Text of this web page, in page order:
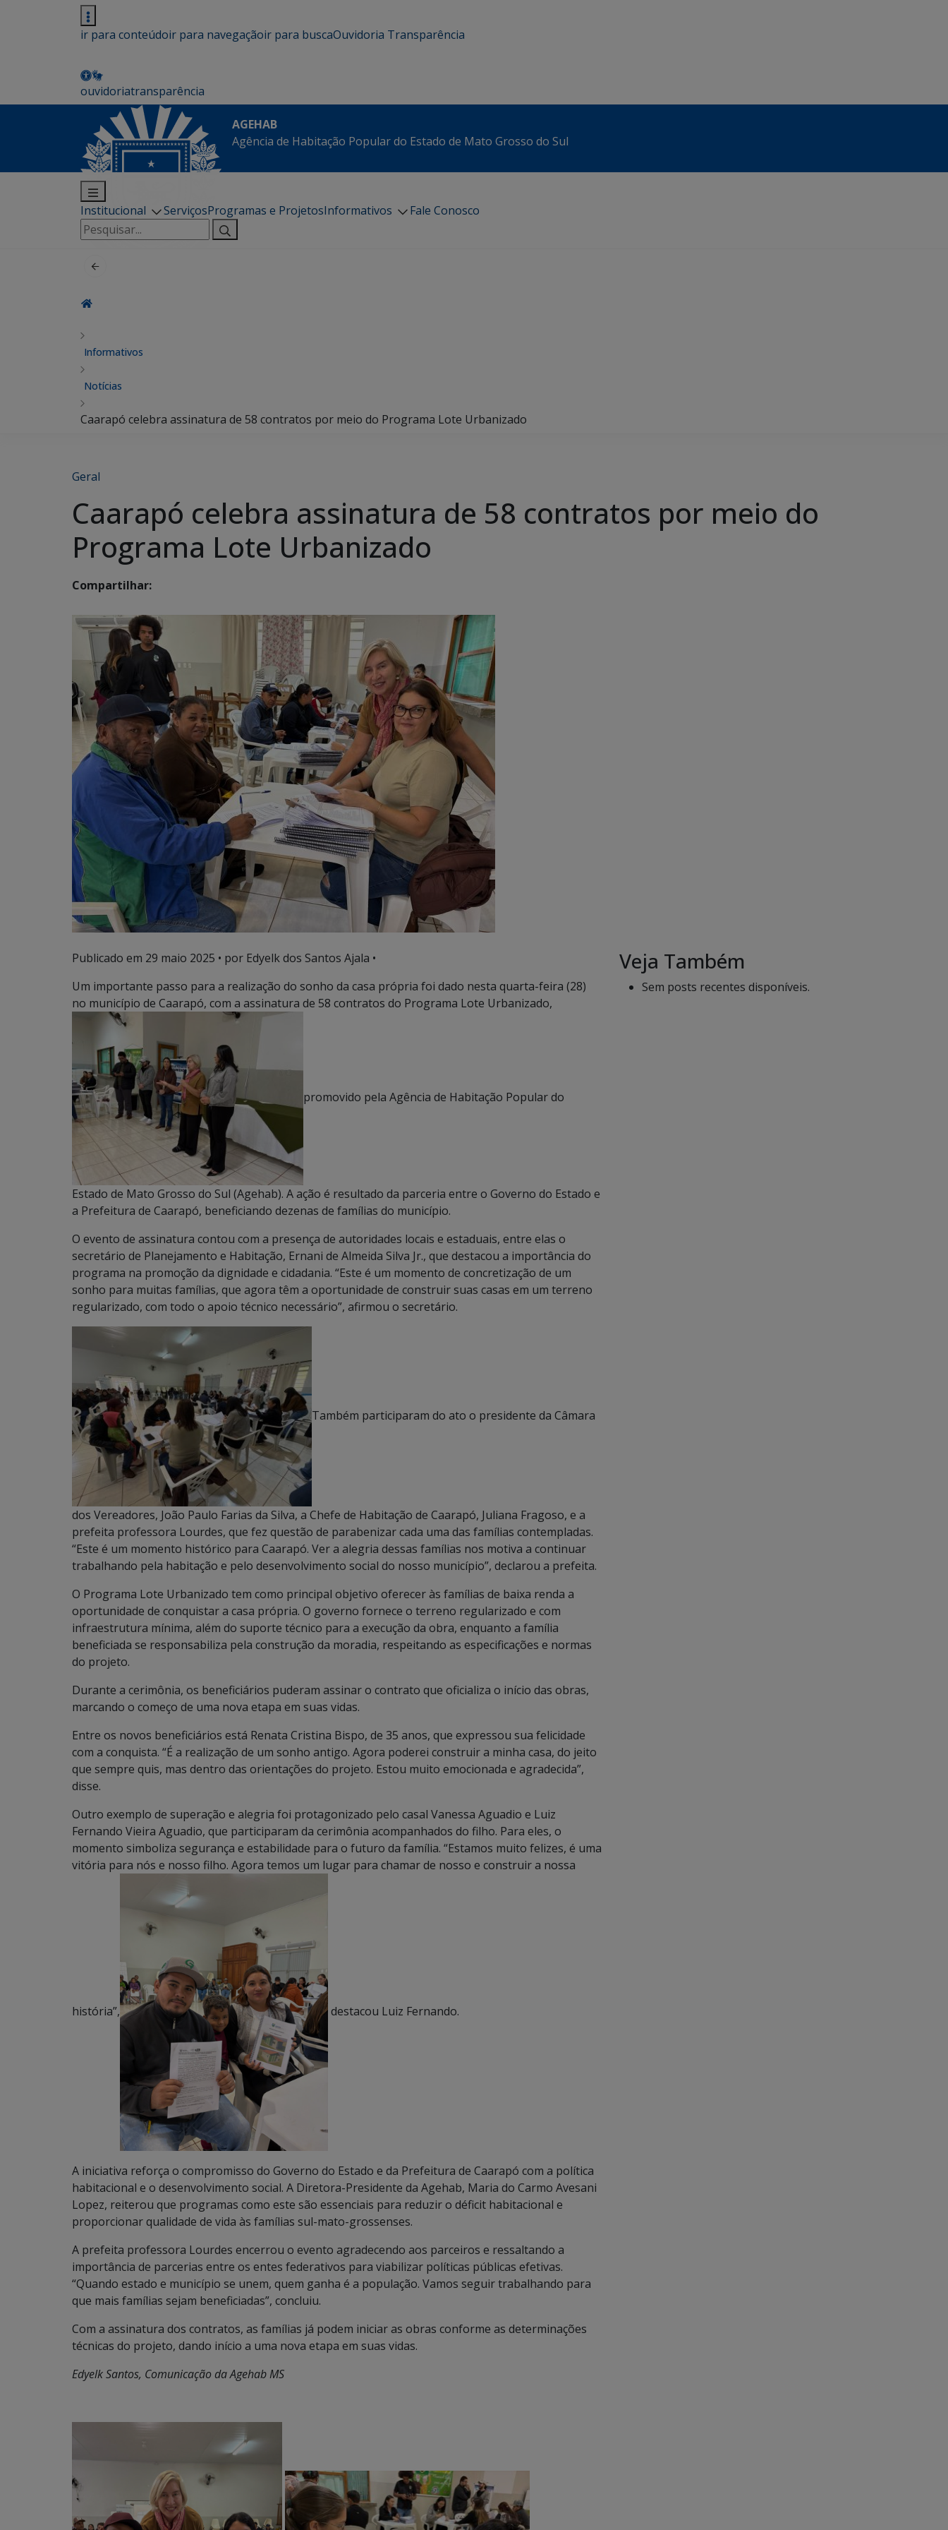
ir para conteúdoir para navegaçãoir para buscaOuvidoria Transparência
ouvidoriatransparência
AGEHAB
Agência de Habitação Popular do Estado de Mato Grosso do Sul
Institucional ServiçosProgramas e ProjetosInformativos
Fale Conosco
Pesquisar
por:
Informativos
Notícias
Caarapó celebra assinatura de 58 contratos por meio do Programa Lote Urbanizado
Geral
Caarapó celebra assinatura de 58 contratos por meio do
Programa Lote Urbanizado
Compartilhar:
Publicado em 29 maio 2025 • por Edyelk dos Santos Ajala •
Um importante passo para a realização do sonho da casa própria foi dado nesta quarta-feira (28)
no município de Caarapó, com a assinatura de 58 contratos do Programa Lote Urbanizado,
promovido pela Agência de Habitação Popular do
Estado de Mato Grosso do Sul (Agehab). A ação é resultado da parceria entre o Governo do Estado e
a Prefeitura de Caarapó, beneficiando dezenas de famílias do município.
O evento de assinatura contou com a presença de autoridades locais e estaduais, entre elas o
secretário de Planejamento e Habitação, Ernani de Almeida Silva Jr., que destacou a importância do
programa na promoção da dignidade e cidadania. “Este é um momento de concretização de um
sonho para muitas famílias, que agora têm a oportunidade de construir suas casas em um terreno
regularizado, com todo o apoio técnico necessário”, afirmou o secretário.
Também participaram do ato o presidente da Câmara
dos Vereadores, João Paulo Farias da Silva, a Chefe de Habitação de Caarapó, Juliana Fragoso, e a
prefeita professora Lourdes, que fez questão de parabenizar cada uma das famílias contempladas.
“Este é um momento histórico para Caarapó. Ver a alegria dessas famílias nos motiva a continuar
trabalhando pela habitação e pelo desenvolvimento social do nosso município”, declarou a prefeita.
O Programa Lote Urbanizado tem como principal objetivo oferecer às famílias de baixa renda a
oportunidade de conquistar a casa própria. O governo fornece o terreno regularizado e com
infraestrutura mínima, além do suporte técnico para a execução da obra, enquanto a família
beneficiada se responsabiliza pela construção da moradia, respeitando as especificações e normas
do projeto.
Durante a cerimônia, os beneficiários puderam assinar o contrato que oficializa o início das obras,
marcando o começo de uma nova etapa em suas vidas.
Entre os novos beneficiários está Renata Cristina Bispo, de 35 anos, que expressou sua felicidade
com a conquista. “É a realização de um sonho antigo. Agora poderei construir a minha casa, do jeito
que sempre quis, mas dentro das orientações do projeto. Estou muito emocionada e agradecida”,
disse.
Outro exemplo de superação e alegria foi protagonizado pelo casal Vanessa Aguadio e Luiz
Fernando Vieira Aguadio, que participaram da cerimônia acompanhados do filho. Para eles, o
momento simboliza segurança e estabilidade para o futuro da família. “Estamos muito felizes, é uma
vitória para nós e nosso filho. Agora temos um lugar para chamar de nosso e construir a nossa
história”, destacou Luiz Fernando.
A iniciativa reforça o compromisso do Governo do Estado e da Prefeitura de Caarapó com a política
habitacional e o desenvolvimento social. A Diretora-Presidente da Agehab, Maria do Carmo Avesani
Lopez, reiterou que programas como este são essenciais para reduzir o déficit habitacional e
proporcionar qualidade de vida às famílias sul-mato-grossenses.
A prefeita professora Lourdes encerrou o evento agradecendo aos parceiros e ressaltando a
importância de parcerias entre os entes federativos para viabilizar políticas públicas efetivas.
“Quando estado e município se unem, quem ganha é a população. Vamos seguir trabalhando para
que mais famílias sejam beneficiadas”, concluiu.
Com a assinatura dos contratos, as famílias já podem iniciar as obras conforme as determinações
técnicas do projeto, dando início a uma nova etapa em suas vidas.
Edyelk Santos, Comunicação da Agehab MS
Veja Também
Sem posts recentes disponíveis.